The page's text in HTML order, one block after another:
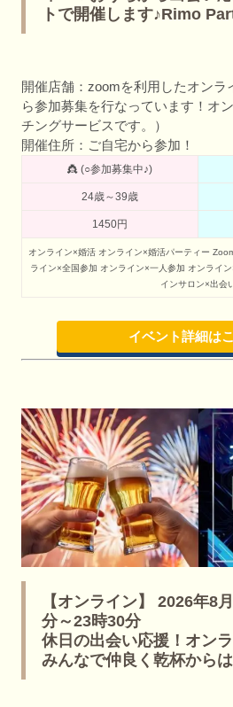
トで開催します♪Rimo
開催店舗：zoomを利用したオンラ
ら参加募集を行なっています！オ
チングサービスです。）
開催住所：ご自宅から参加！
👸 (○参加募集中♪)
24歳～39歳
1450円
オンライン×婚活 オンライン×婚活パーティー
ライン×全国参加 オンライン×一人参加 オンライ
インサロン×出会
イベント詳細は
【オンライン】 2026年8
分～23時30分
休日の出会い応援！オン
みんなで仲良く乾杯から